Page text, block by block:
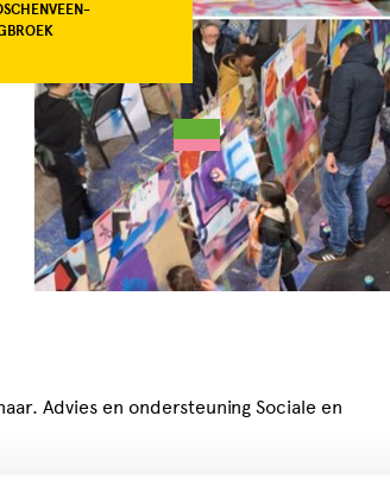
Advies en ondersteuning Sociale en
streetart kunstenaar en oprichter van